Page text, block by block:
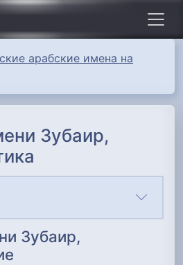
арабские имена на
Зубаир,
Зубаир,